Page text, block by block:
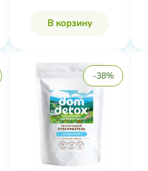
В корзину
-38%